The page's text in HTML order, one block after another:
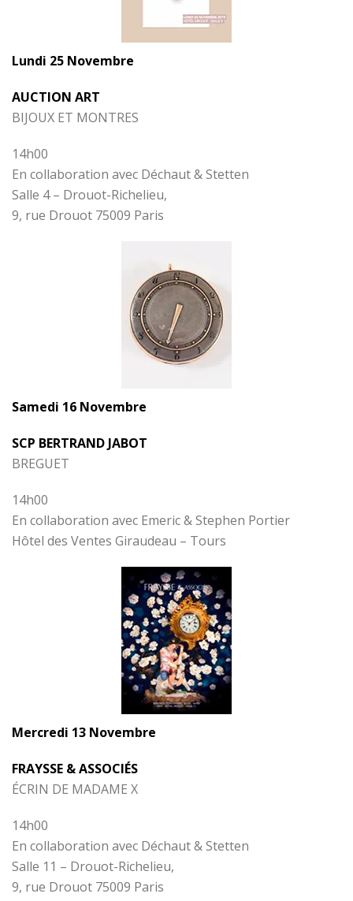
Lundi 25 Novembre
AUCTION ART
BIJOUX ET MONTRES
14h00
En collaboration avec Déchaut & Stetten
Salle 4 – Drouot-Richelieu,
9, rue Drouot 75009 Paris
Samedi 16 Novembre
SCP BERTRAND JABOT
BREGUET
14h00
En collaboration avec Emeric & Stephen Portier
Hôtel des Ventes Giraudeau – Tours
Mercredi 13 Novembre
FRAYSSE & ASSOCIÉS
ÉCRIN DE MADAME X
14h00
En collaboration avec Déchaut & Stetten
Salle 11 – Drouot-Richelieu,
9, rue Drouot 75009 Paris